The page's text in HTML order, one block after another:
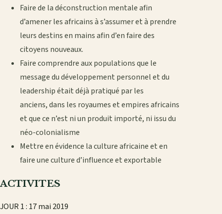
Faire de la déconstruction mentale afin
d’amener les africains à s’assumer et à prendre
leurs destins en mains afin d’en faire des
citoyens nouveaux.
Faire comprendre aux populations que le
message du développement personnel et du
leadership était déjà pratiqué par les
anciens, dans les royaumes et empires africains
et que ce n’est ni un produit importé, ni issu du
néo-colonialisme
Mettre en évidence la culture africaine et en
faire une culture d’influence et exportable
ACTIVITES
JOUR 1 : 17 mai 2019